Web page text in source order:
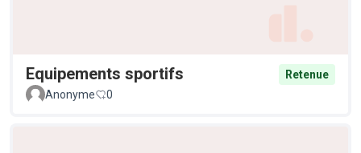
Equipements sportifs
Retenue
Anonyme
0